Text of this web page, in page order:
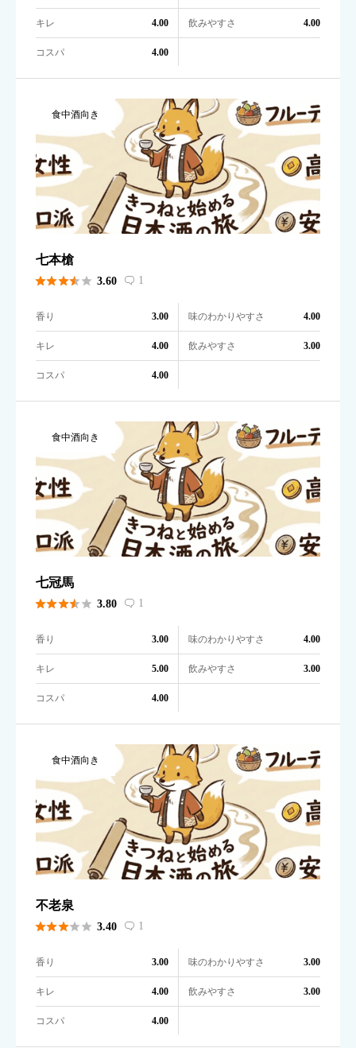
キレ 4.00 飲みやすさ 4.00
コスパ 4.00
食中酒向き
七本槍
 3.60  1
香り 3.00 味のわかりやすさ 4.00
キレ 4.00 飲みやすさ 3.00
コスパ 4.00
食中酒向き
七冠馬
 3.80  1
香り 3.00 味のわかりやすさ 4.00
キレ 5.00 飲みやすさ 3.00
コスパ 4.00
食中酒向き
不老泉
 3.40  1
香り 3.00 味のわかりやすさ 3.00
キレ 4.00 飲みやすさ 3.00
コスパ 4.00